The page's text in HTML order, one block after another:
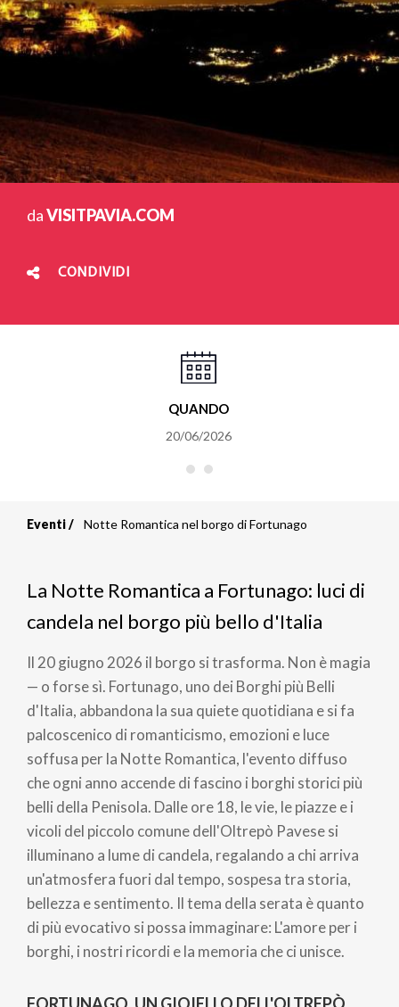
daVISITPAVIA.COM
CONDIVIDI
QUANDO
20/06/2026
di
pane
Eventi Notte Romantica nel borgo di Fortunago
La Notte Romantica a Fortunago: luci di
candela nel borgo più bello d'Italia
Il 20 giugno 2026 il borgo si trasforma. Non è magia
— o forse sì. Fortunago, uno dei Borghi più Belli
d'Italia, abbandona la sua quiete quotidiana e si fa
palcoscenico di romanticismo, emozioni e luce
soffusa per la Notte Romantica, l'evento diffuso
che ogni anno accende di fascino i borghi storici più
belli della Penisola. Dalle ore 18, le vie, le piazze e i
vicoli del piccolo comune dell'Oltrepò Pavese si
illuminano a lume di candela, regalando a chi arriva
un'atmosfera fuori dal tempo, sospesa tra storia,
bellezza e sentimento. Il tema della serata è quanto
di più evocativo si possa immaginare: L'amore per i
borghi, i nostri ricordi e la memoria che ci unisce.